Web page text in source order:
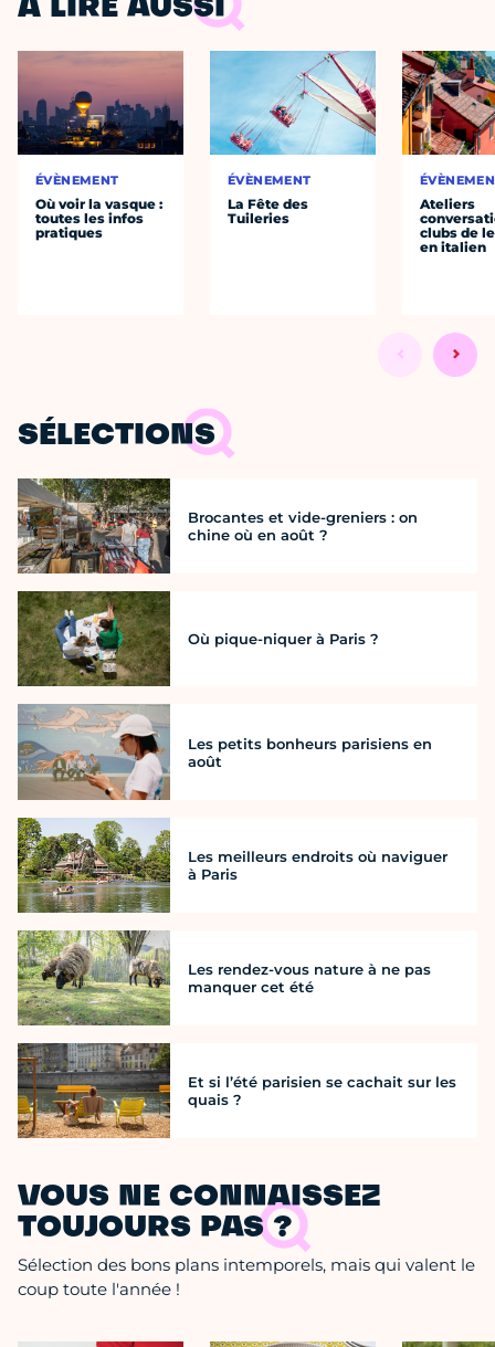
À LIRE AUSSI
ÉVÈNEMENT
Où voir la vasque :
toutes les infos
pratiques
ÉVÈNEMENT
La Fête des
Tuileries
Ateliers
clubs de
en italien
SÉLECTIONS
Brocantes et vide-greniers : on
chine où en août ?
Où pique-niquer à Paris ?
Les petits bonheurs parisiens en
août
Les meilleurs endroits où naviguer
à Paris
Les rendez-vous nature à ne pas
manquer cet été
Et si l’été parisien se cachait sur les
quais ?
VOUS NE CONNAISSEZ
TOUJOURS PAS ?
Sélection des bons plans intemporels, mais qui valent le
coup toute l'année !